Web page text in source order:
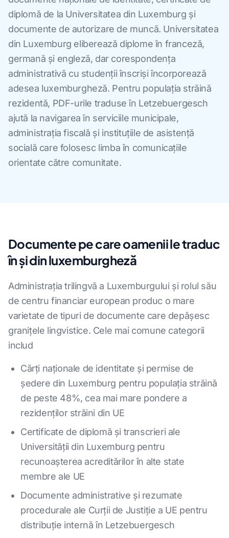
diplomă de la Universitatea din Luxemburg și
documente de autorizare de muncă. Universitatea
din Luxemburg eliberează diplome în franceză,
germană și engleză, dar corespondența
administrativă cu studenții înscriși încorporează
adesea luxemburgheză. Pentru populația străină
rezidentă, PDF-urile traduse în Letzebuergesch
ajută la navigarea în serviciile municipale,
administrația fiscală și instituțiile de asistență
socială care folosesc limba în comunicațiile
orientate către comunitate.
Documente pe care oamenii le traduc
în și din luxemburgheză
Administrația trilingvă a Luxemburgului și rolul său
de centru financiar european produc o mare
varietate de tipuri de documente care depășesc
granițele lingvistice. Cele mai comune categorii
includ
Cărți naționale de identitate și permise de
ședere din Luxemburg pentru populația străină
de peste 48%, cea mai mare pondere a
rezidenților străini din UE
Certificate de diplomă și transcrieri ale
Universității din Luxemburg pentru
recunoașterea acreditărilor în alte state
membre ale UE
Documente administrative și rezumate
procedurale ale Curții de Justiție a UE pentru
distribuție internă în Letzebuergesch